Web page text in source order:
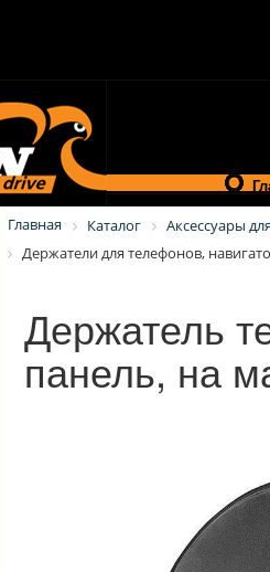
Главная Каталог
Аксессуары
Держатели для телефонов,
Держатель
панель, на